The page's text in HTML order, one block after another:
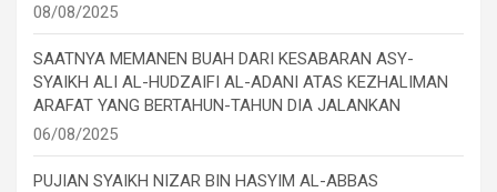
08/08/2025
SAATNYA MEMANEN BUAH DARI KESABARAN ASY-
SYAIKH ALI AL-HUDZAIFI AL-ADANI ATAS KEZHALIMAN
ARAFAT YANG BERTAHUN-TAHUN DIA JALANKAN
06/08/2025
PUJIAN SYAIKH NIZAR BIN HASYIM AL-ABBAS